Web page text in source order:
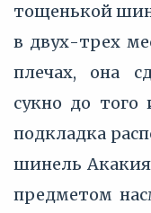
тощенькой
в двух-трех
плечах, она
сукно до того
подкладка
шинель
предметом